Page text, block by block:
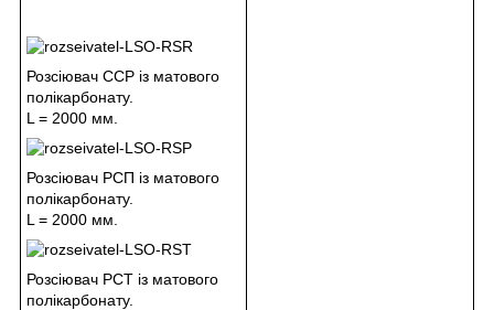
Розсіювач ССР із матового
полікарбонату.
L = 2000 мм.
Розсіювач РСП із матового
полікарбонату.
L = 2000 мм.
Розсіювач РСТ із матового
полікарбонату.